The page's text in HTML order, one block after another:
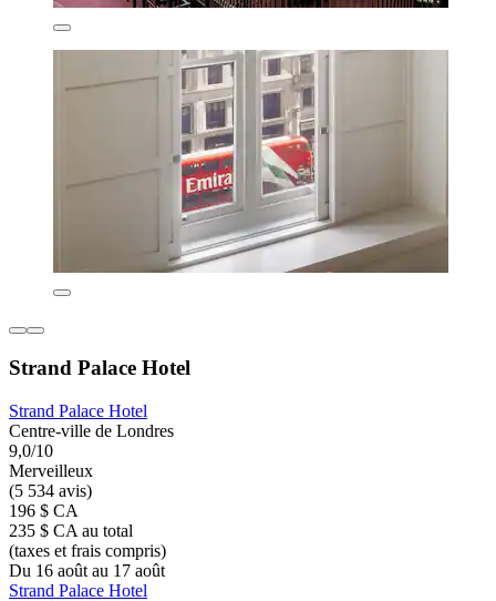
Strand Palace Hotel
Strand Palace Hotel
Centre-ville de Londres
9,0/10
Merveilleux
(5 534 avis)
196 $ CA
235 $ CA au total
(taxes et frais compris)
Du 16 août au 17 août
Strand Palace Hotel